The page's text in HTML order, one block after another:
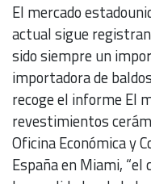
El mercado
actual sigue
sido siempre un
importadora de
recoge el informe El
revestimientos
Oficina Económica y
España en Miami,